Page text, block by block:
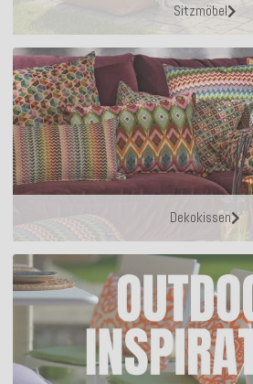
Sitzmöbel
Dekokissen